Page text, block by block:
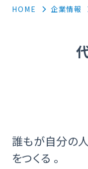
HOME 企業情報
誰もが自分の
をつくる 。